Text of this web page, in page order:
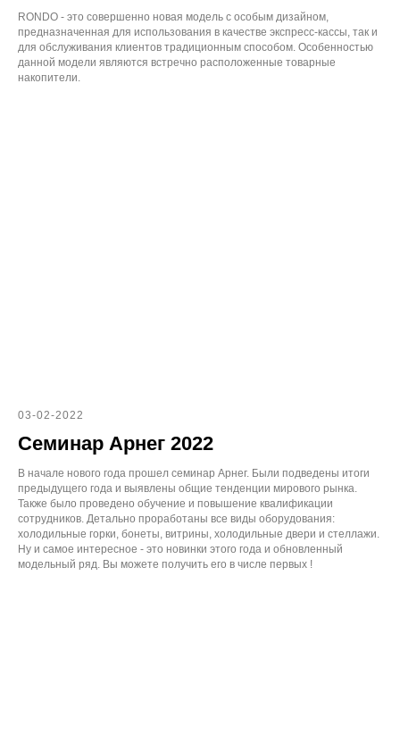
RONDO - это совершенно новая модель с особым дизайном,
предназначенная для использования в качестве экспресс-кассы, так и
для обслуживания клиентов традиционным способом. Особенностью
данной модели являются встречно расположенные товарные
накопители.
03-02-2022
Семинар Арнег 2022
В начале нового года прошел семинар Арнег. Были подведены итоги
предыдущего года и выявлены общие тенденции мирового рынка.
Также было проведено обучение и повышение квалификации
сотрудников. Детально проработаны все виды оборудования:
холодильные горки, бонеты, витрины, холодильные двери и стеллажи.
Ну и самое интересное - это новинки этого года и обновленный
модельный ряд. Вы можете получить его в числе первых !